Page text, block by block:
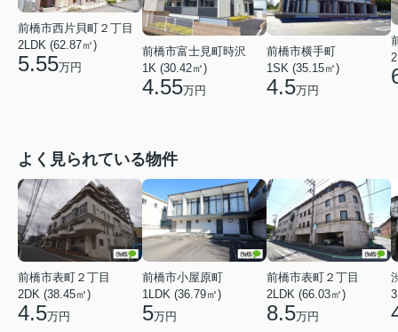
前橋市西片貝町２丁目
2LDK (62.87㎡)
5.55万円
前橋市富士見町時沢
1K (30.42㎡)
4.55万円
前橋市横手町
1SK (35.15㎡)
4.5万円
よく見られている物件
前橋市表町２丁目
2DK (38.45㎡)
4.5万円
前橋市小屋原町
1LDK (36.79㎡)
5万円
前橋市表町２丁目
2LDK (66.03㎡)
8.5万円